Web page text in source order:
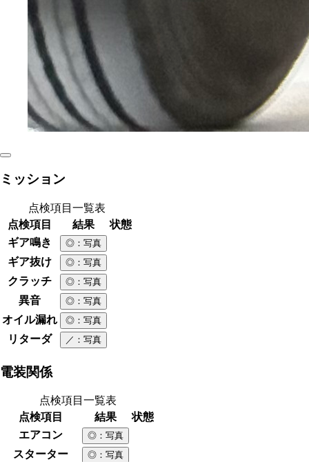
ミッション
点検項目一覧表
点検項目
結果
状態
ギア鳴き
◎ ：写真
ギア抜け ◎ ：写真
クラッチ ◎ ：写真
異音 ◎ ：写真
オイル漏れ ◎ ：写真
リターダ ／ ：写真
電装関係
点検項目一覧表
点検項目
結果
状態
エアコン
◎ ：写真
スターター ◎ ：写真